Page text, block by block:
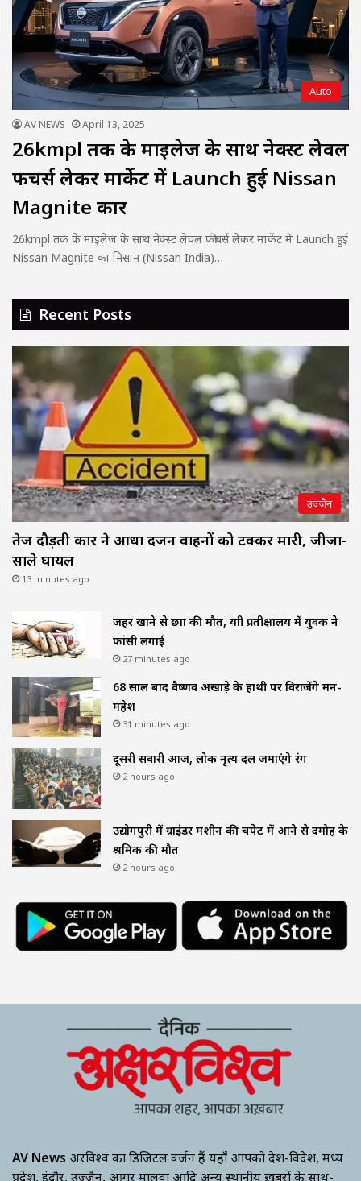
Auto
AV NEWS April 13, 2025
26kmpl तक के माइलेज के साथ नेक्स्ट लेवल
फीचर्स लेकर मार्केट में Launch हुई Nissan
Magnite कार
26kmpl तक के माइलेज के साथ नेक्स्ट लेवल फीचर्स लेकर मार्केट में Launch हुई
Nissan Magnite का निसान (Nissan India)…
Recent Posts
उज्जैन
तेज दौड़ती कार ने आधा दर्जन वाहनों को टक्कर मारी, जीजा-
साले घायल
13 minutes ago
जहर खाने से छात्रा की मौत, यात्री प्रतीक्षालय में युवक ने
फांसी लगाई
27 minutes ago
68 साल बाद वैष्णव अखाड़े के हाथी पर विराजेंगे मन-
महेश
31 minutes ago
दूसरी सवारी आज, लोक नृत्य दल जमाएंगे रंग
2 hours ago
उद्योगपुरी में ग्राइंडर मशीन की चपेट में आने से दमोह के
श्रमिक की मौत
2 hours ago
AV News अक्षरविश्व का डिजिटल वर्जन हैं यहाँ आपको देश-विदेश, मध्य
प्रदेश, इंदौर, उज्जैन, आगर मालवा आदि अन्य स्थानीय ख़बरों के साथ-